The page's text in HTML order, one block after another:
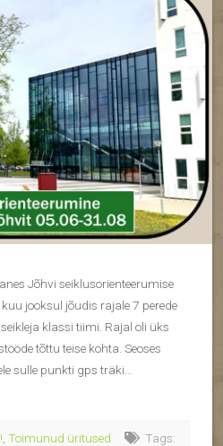
Jõhvi seiklusorienteerumise
jooksul jõudis rajale 7 perede
klassi tiimi. Rajal oli üks
tõttu teise kohta. Seoses
sulle punkti gps träki…
Toimunud üritused
Tags: